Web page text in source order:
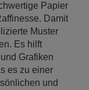
Papier
Damit
Muster
Es hilft
Grafiken
es zu einer
und